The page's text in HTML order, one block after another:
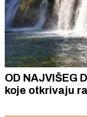
OD NAJVIŠEG
koje otkrivaju